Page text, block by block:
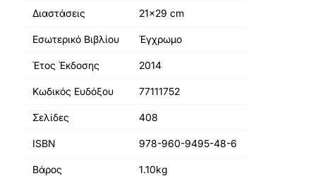
Διαστάσεις 21x29 cm
Εσωτερικό Βιβλίου Έγχρωμο
Έτος Έκδοσης 2014
Κωδικός Ευδόξου 77111752
Σελίδες 408
ISBN 978-960-9495-48-6
Βάρος 1.10kg